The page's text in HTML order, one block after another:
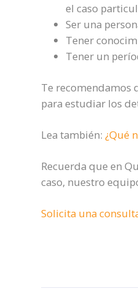
el caso
Ser una
Tener
Tener un
Te recomendamos
para estudiar los
Lea también: ¿Qué
Recuerda que en
caso, nuestro
Solicita una